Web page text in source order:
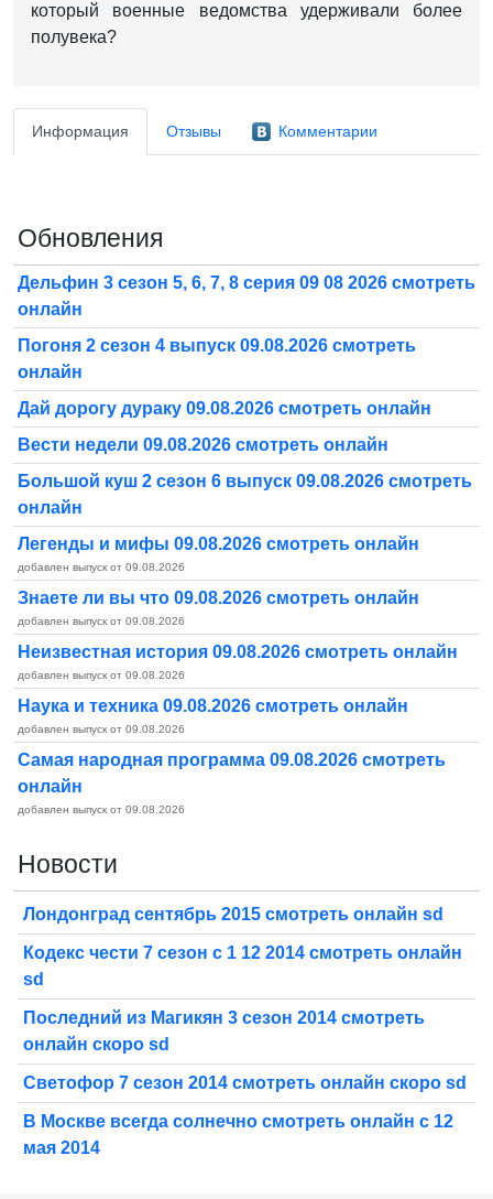
который военные ведомства удерживали более
полувека?
Информация Отзывы Комментарии
Обновления
Дельфин 3 сезон 5, 6, 7, 8 серия 09 08 2026 смотреть
онлайн
Погоня 2 сезон 4 выпуск 09.08.2026 смотреть
онлайн
Дай дорогу дураку 09.08.2026 смотреть онлайн
Вести недели 09.08.2026 смотреть онлайн
Большой куш 2 сезон 6 выпуск 09.08.2026 смотреть
онлайн
Легенды и мифы 09.08.2026 смотреть онлайн
добавлен выпуск от 09.08.2026
Знаете ли вы что 09.08.2026 смотреть онлайн
добавлен выпуск от 09.08.2026
Неизвестная история 09.08.2026 смотреть онлайн
добавлен выпуск от 09.08.2026
Наука и техника 09.08.2026 смотреть онлайн
добавлен выпуск от 09.08.2026
Самая народная программа 09.08.2026 смотреть
онлайн
добавлен выпуск от 09.08.2026
Новости
Лондонград сентябрь 2015 смотреть онлайн sd
Кодекс чести 7 сезон с 1 12 2014 смотреть онлайн
sd
Последний из Магикян 3 сезон 2014 смотреть
онлайн скоро sd
Светофор 7 сезон 2014 смотреть онлайн скоро sd
В Москве всегда солнечно смотреть онлайн с 12
мая 2014